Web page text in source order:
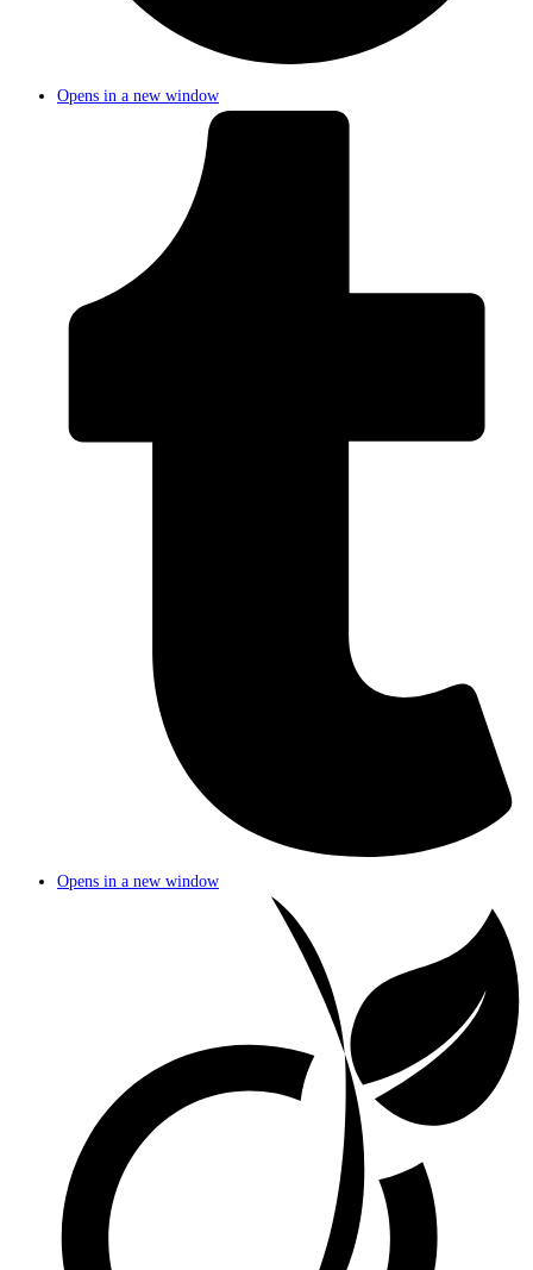
Opens in a new window
Opens in a new window